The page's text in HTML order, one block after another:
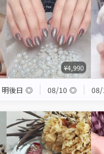
¥4,990
明後日 ◎ 08/10 ◎ 08/